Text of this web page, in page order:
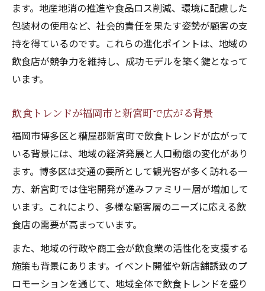
ます。地産地消の推進や食品ロス削減、環境に配慮した
包装材の使用など、社会的責任を果たす姿勢が顧客の支
持を得ているのです。これらの進化ポイントは、地域の
飲食店が競争力を維持し、成功モデルを築く鍵となって
います。
飲食トレンドが福岡市と新宮町で広がる背景
福岡市博多区と糟屋郡新宮町で飲食トレンドが広がって
いる背景には、地域の経済発展と人口動態の変化があり
ます。博多区は交通の要所として観光客が多く訪れる一
方、新宮町では住宅開発が進みファミリー層が増加して
います。これにより、多様な顧客層のニーズに応える飲
食店の需要が高まっています。
また、地域の行政や商工会が飲食業の活性化を支援する
施策も背景にあります。イベント開催や新店舗誘致のプ
ロモーションを通じて、地域全体で飲食トレンドを盛り